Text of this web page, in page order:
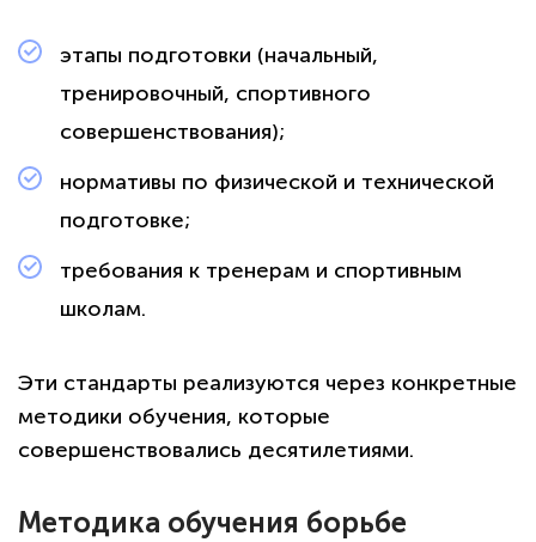
этапы подготовки (начальный,
тренировочный, спортивного
совершенствования);
нормативы по физической и технической
подготовке;
требования к тренерам и спортивным
школам.
Эти стандарты реализуются через конкретные
методики обучения, которые
совершенствовались десятилетиями.
Методика обучения борьбе